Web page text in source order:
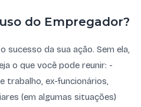
do Empregador?
sucesso da sua ação. Sem ela,
o que você pode reunir: -
trabalho, ex-funcionários,
(em algumas situações)